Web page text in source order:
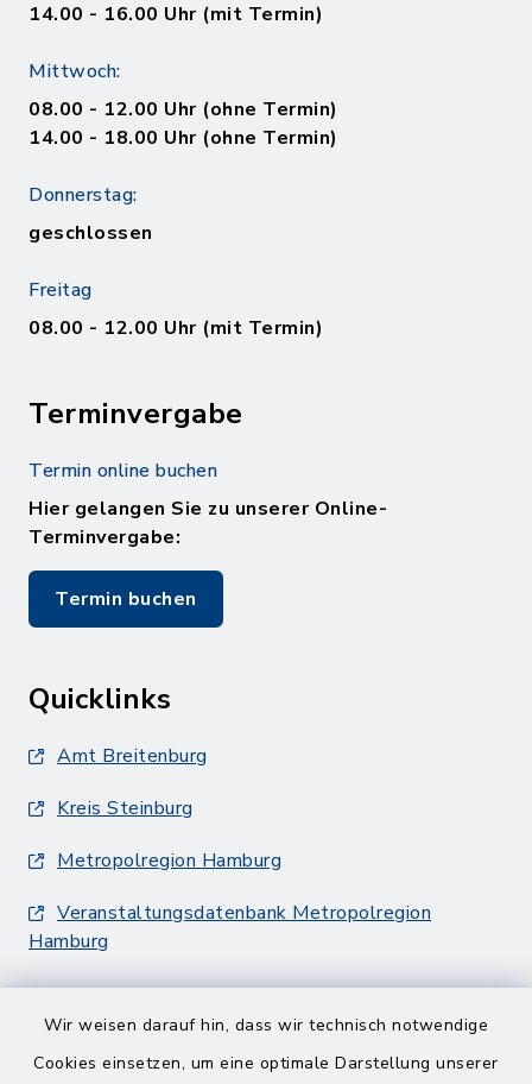
Wir weisen darauf hin, dass wir technisch notwendige
Cookies einsetzen, um eine optimale Darstellung unserer
14.00 - 16.00 Uhr (mit Termin)
Mittwoch:
08.00 - 12.00 Uhr (ohne Termin)
14.00 - 18.00 Uhr (ohne Termin)
Donnerstag:
geschlossen
Freitag
08.00 - 12.00 Uhr (mit Termin)
Terminvergabe
Termin online buchen
Hier gelangen Sie zu unserer Online-
Terminvergabe:
Termin buchen
Quicklinks
Amt Breitenburg
Kreis Steinburg
Metropolregion Hamburg
Veranstaltungsdatenbank Metropolregion
Hamburg